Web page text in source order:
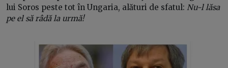
lui Soros peste tot în Ungaria, alături de sfatul: Nu-l lăsa
pe el să râdă la urmă!